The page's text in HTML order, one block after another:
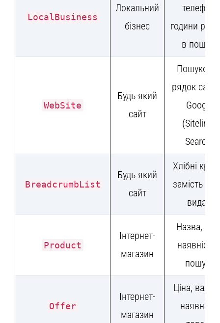
LocalBusiness
Локальний
бізнес
телефон,
години
в пошуку
WebSite
Будь-який
сайт
рядок
Google
(Sitelinks
Search)
BreadcrumbList
Будь-який
сайт
Хлібні
замість
видачі
Product
Інтернет-
магазин
Назва,
наявність
пошуку
Offer
Інтернет-
магазин
Ціна,
наявність